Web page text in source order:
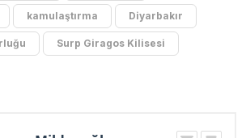
kamulaştırma Diyarbakır
Surp Giragos Kilisesi